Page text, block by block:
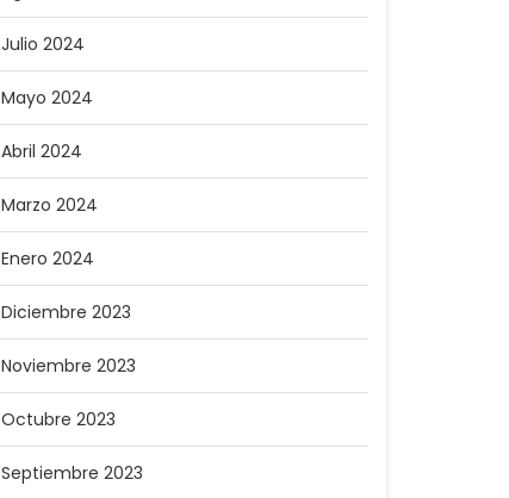
Julio 2024
Mayo 2024
Abril 2024
Marzo 2024
Enero 2024
Diciembre 2023
Noviembre 2023
Octubre 2023
Septiembre 2023